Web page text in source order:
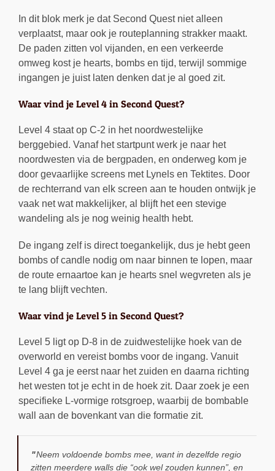
In dit blok merk je dat Second Quest niet alleen
verplaatst, maar ook je routeplanning strakker maakt.
De paden zitten vol vijanden, en een verkeerde
omweg kost je hearts, bombs en tijd, terwijl sommige
ingangen je juist laten denken dat je al goed zit.
Waar vind je Level 4 in Second Quest?
Level 4 staat op C-2 in het noordwestelijke
berggebied. Vanaf het startpunt werk je naar het
noordwesten via de bergpaden, en onderweg kom je
door gevaarlijke screens met Lynels en Tektites. Door
de rechterrand van elk screen aan te houden ontwijk je
vaak net wat makkelijker, al blijft het een stevige
wandeling als je nog weinig health hebt.
De ingang zelf is direct toegankelijk, dus je hebt geen
bombs of candle nodig om naar binnen te lopen, maar
de route ernaartoe kan je hearts snel wegvreten als je
te lang blijft vechten.
Waar vind je Level 5 in Second Quest?
Level 5 ligt op D-8 in de zuidwestelijke hoek van de
overworld en vereist bombs voor de ingang. Vanuit
Level 4 ga je eerst naar het zuiden en daarna richting
het westen tot je echt in de hoek zit. Daar zoek je een
specifieke L-vormige rotsgroep, waarbij de bombable
wall aan de bovenkant van die formatie zit.
Neem voldoende bombs mee, want in dezelfde regio
zitten meerdere walls die “ook wel zouden kunnen”, en